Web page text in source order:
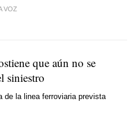
VOZ
que aún no se
siniestro
de la linea ferroviaria prevista